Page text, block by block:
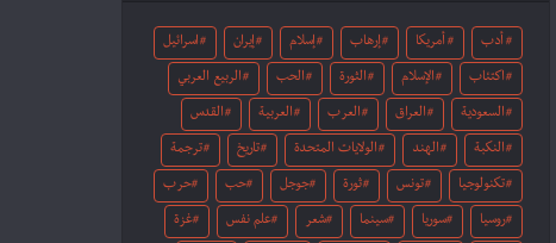
أدب أمريكا إرهاب إسلام إيران اسرائيل
اكتئاب الإسلام الثورة الحب الربيع العربي
السعودية العراق العرب العربية القدس
النكبة الهند الولايات المتحدة تاريخ ترجمة
تكنولوجيا تونس ثورة جوجل حب حرب
روسيا سوريا سينما شعر علم نفس غزة